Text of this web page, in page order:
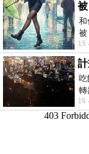
和
被
15
吃
16